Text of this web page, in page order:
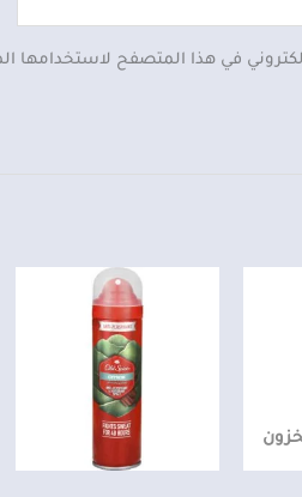
في هذا المتصفح لاستخدامها